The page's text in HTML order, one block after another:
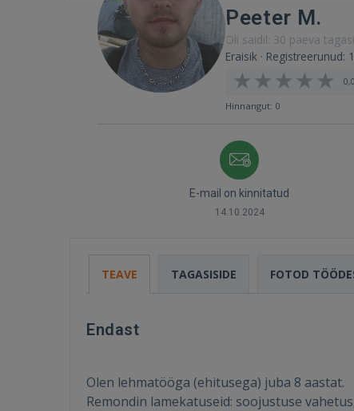
Peeter M.
Oli saidil: 30 päeva tagasi
Eraisik ·
Hinnangut: 0
E-mail on kinnitatud
14.10.2024
TEAVE TAGASISIDE FOTOD
Endast
Olen lehmatööga (ehitusega) juba 8 aastat.
Remondin lamekatuseid: soojustuse